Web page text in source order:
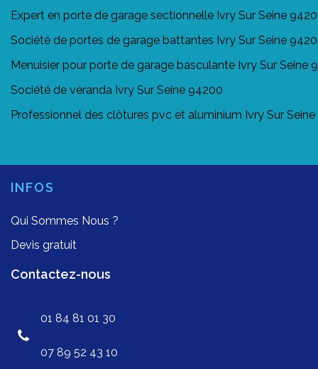
Expert en porte de garage sectionnelle Ivry Sur Seine
Société de portes de garage battantes Ivry Sur Seine
Menuisier pour porte de garage basculante Ivry Sur Seine
Société de véranda Ivry Sur Seine 94200
Professionnel des clôtures pvc et aluminium Ivry Sur
INFOS
Qui Sommes Nous ?
Devis gratuit
Contactez-nous
01 84 81 01 30
07 89 52 43 10